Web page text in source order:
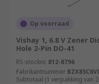
Op voorraad
Vishay 1, 6.8 V Zener
Hole 2-Pin DO-41
RS-stocknr. 812-8796
Fabrikantnummer
Subtotaal (1 verpakking van